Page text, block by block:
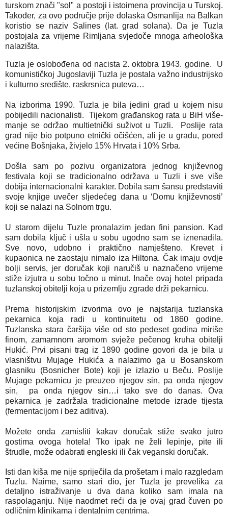
turskom znači "sol" a postoji i istoimena provincija u Turskoj.
Također, za ovo područje prije dolaska Osmanlija na Balkan
koristio se naziv Salines (lat. grad solana). Da je Tuzla
postojala za vrijeme Rimljana svjedoče mnoga arheološka
nalazišta.
Tuzla je oslobođena od nacista 2. oktobra 1943. godine.  U
komunističkoj Jugoslaviji Tuzla je postala važno industrijsko
Na izborima 1990. Tuzla je bila jedini grad u kojem nisu
pobijedili nacionalisti.  Tijekom građanskog rata u BiH više-
manje se održao multietnički suživot u Tuzli.  Poslije rata
grad nije bio potpuno etnički očišćen, ali je u gradu, pored
Došla sam po pozivu organizatora jednog književnog
festivala koji se tradicionalno održava u Tuzli i sve više
dobija internacionalni karakter. Dobila sam šansu predstaviti
svoje knjige uvečer sljedećeg dana u ‘Domu književnosti’
U starom dijelu Tuzle pronalazim jedan fini pansion. Kad
sam dobila ključ i ušla u sobu ugodno sam se iznenadila.
Sve novo, udobno i praktično namješteno. Krevet i
kupaonica ne zaostaju nimalo iza Hiltona. Čak imaju ovdje
bolji servis, jer doručak koji naručiš u naznačeno vrijeme
stiže izjutra u sobu točno u minut. Inače ovaj hotel pripada
tuzlanskoj obitelji koja u prizemlju zgrade drži pekarnicu.
Prema historijskim izvorima ovo je najstarija tuzlanska
pekarnica koja radi u kontinuitetu od 1860 godine.
Tuzlanska stara čaršija više od sto pedeset godina miriše
finom, zamamnom aromom svježe pečenog kruha obitelji
Hukić. Prvi pisani trag iz 1890 godine govori da je bila u
vlasništvu Mujage Hukića a nalazimo ga u Bosanskom
glasniku (Bosnicher Bote) koji je izlazio u Beču. Poslije
Mujage pekarnicu je preuzeo njegov sin, pa onda njegov
sin,  pa onda njegov sin…i tako sve do danas. Ova
pekarnica je zadržala tradicionalne metode izrade tijesta
Možete onda zamisliti kakav doručak stiže svako jutro
gostima ovoga hotela! Tko ipak ne želi lepinje, pite ili
štrudle, može odabrati engleski ili čak veganski doručak.
Isti dan kiša me nije spriječila da prošetam i malo razgledam
Tuzlu. Naime, samo stari dio, jer Tuzla je prevelika za
detaljno istraživanje u dva dana koliko sam imala na
raspolaganju. Nije naodmet reći da je ovaj grad čuven po
odličnim klinikama i dentalnim centrima.